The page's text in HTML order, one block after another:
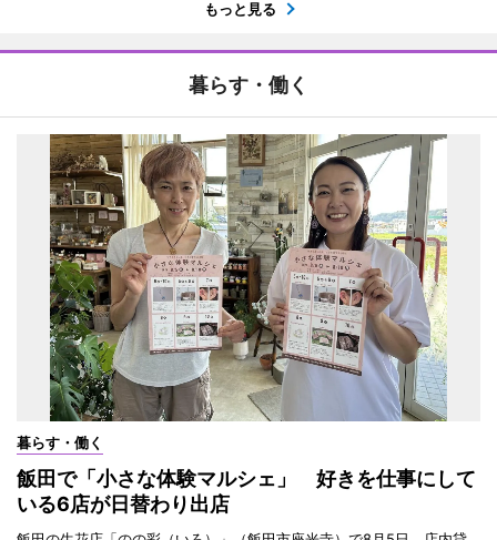
もっと見る
暮らす・働く
暮らす・働く
飯田で「小さな体験マルシェ」 好きを仕事にして
いる6店が日替わり出店